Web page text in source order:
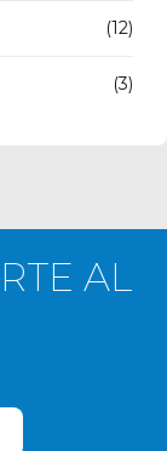
(12)
(3)
AL